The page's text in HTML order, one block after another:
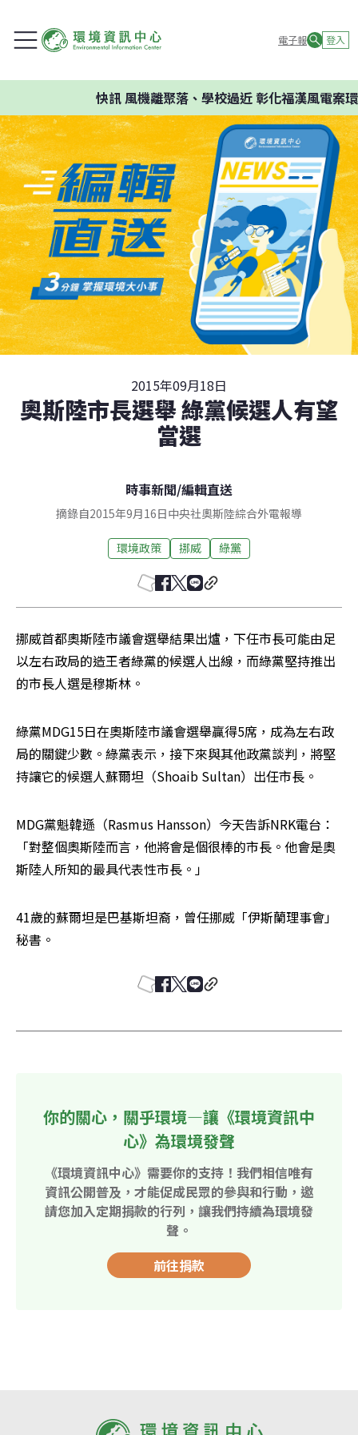
電子報 登入
快訊風機離聚落、學校過近 彰化福漢風電案環
2015年09月18日
奧斯陸市長選舉 綠黨候選人有望
當選
時事新聞/編輯直送
摘錄自2015年9月16日中央社奧斯陸綜合外電報導
環境政策 挪威 綠黨
挪威首都奧斯陸市議會選舉結果出爐，下任市長可能由足
以左右政局的造王者綠黨的候選人出線，而綠黨堅持推出
的市長人選是穆斯林。
綠黨MDG15日在奧斯陸市議會選舉贏得5席，成為左右政
局的關鍵少數。綠黨表示，接下來與其他政黨談判，將堅
持讓它的候選人蘇爾坦（Shoaib Sultan）出任市長。
MDG黨魁韓遜（Rasmus Hansson）今天告訴NRK電台：
「對整個奧斯陸而言，他將會是個很棒的市長。他會是奧
斯陸人所知的最具代表性市長。」
41歲的蘇爾坦是巴基斯坦裔，曾任挪威「伊斯蘭理事會」
秘書。
你的關心，關乎環境—讓《環境資訊中
心》為環境發聲
《環境資訊中心》需要你的支持！我們相信唯有
資訊公開普及，才能促成民眾的參與和行動，邀
請您加入定期捐款的行列，讓我們持續為環境發
聲。
前往捐款